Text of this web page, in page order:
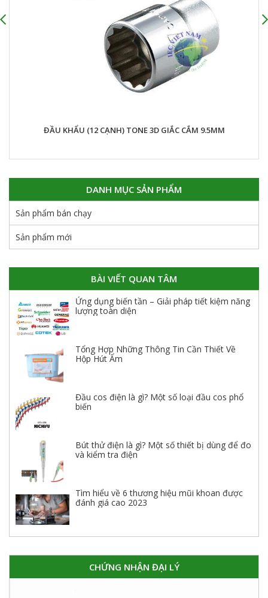
ĐẦU KHẨU (12 CẠNH) TONE 3D GIẮC CẮM 9.5MM
DANH MỤC SẢN PHẨM
Sản phẩm bán chạy
Sản phẩm mới
BÀI VIẾT QUAN TÂM
Ứng dụng biến tần – Giải pháp tiết kiệm năng
lượng toàn diện
Tổng Hợp Những Thông Tin Cần Thiết Về
Hộp Hút Ẩm
Đầu cos điện là gì? Một số loại đầu cos phổ
biến
Bút thử điện là gì? Một số thiết bị dùng để đo
và kiểm tra điện
Tìm hiểu về 6 thương hiệu mũi khoan được
đánh giá cao 2023
CHỨNG NHẬN ĐẠI LÝ